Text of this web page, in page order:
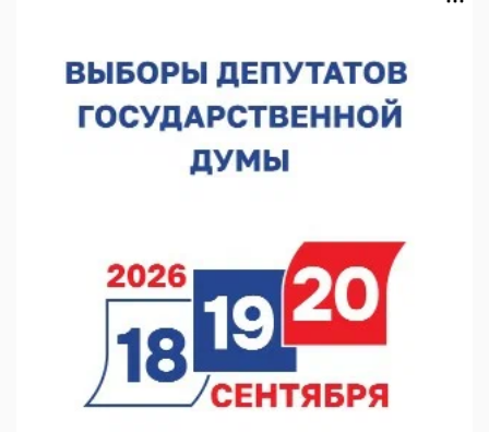
06.08.2026 15:26
Видели ночь, бежали всю ночь... На Нижневолжской
набережной прошел необычный забег
Нижегородские хирурги выполнили трансоральную
операцию на щитовидной железе
06.08.2026 15:03
Более 30 нижегородцев прошли обучение для соцконтракта
06.08.2026 14:46